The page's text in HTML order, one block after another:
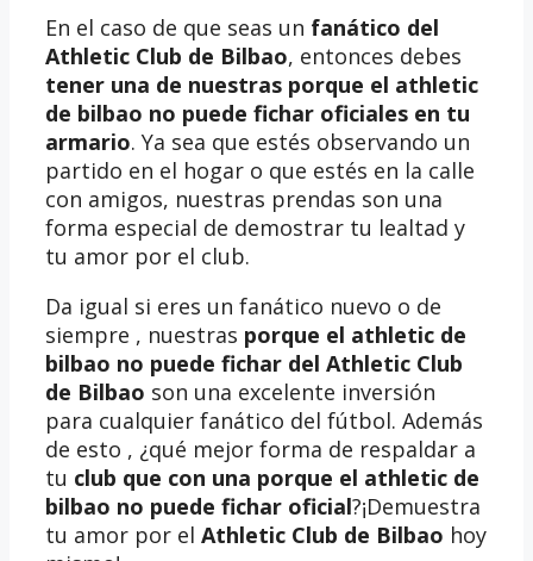
En el caso de que seas un fanático del
Athletic Club de Bilbao, entonces debes
tener una de nuestras porque el athletic
de bilbao no puede fichar oficiales en tu
armario. Ya sea que estés observando un
partido en el hogar o que estés en la calle
con amigos, nuestras prendas son una
forma especial de demostrar tu lealtad y
tu amor por el club.
Da igual si eres un fanático nuevo o de
siempre , nuestras porque el athletic de
bilbao no puede fichar del Athletic Club
de Bilbao son una excelente inversión
para cualquier fanático del fútbol. Además
de esto , ¿qué mejor forma de respaldar a
tu club que con una porque el athletic de
bilbao no puede fichar oficial?¡Demuestra
tu amor por el Athletic Club de Bilbao hoy